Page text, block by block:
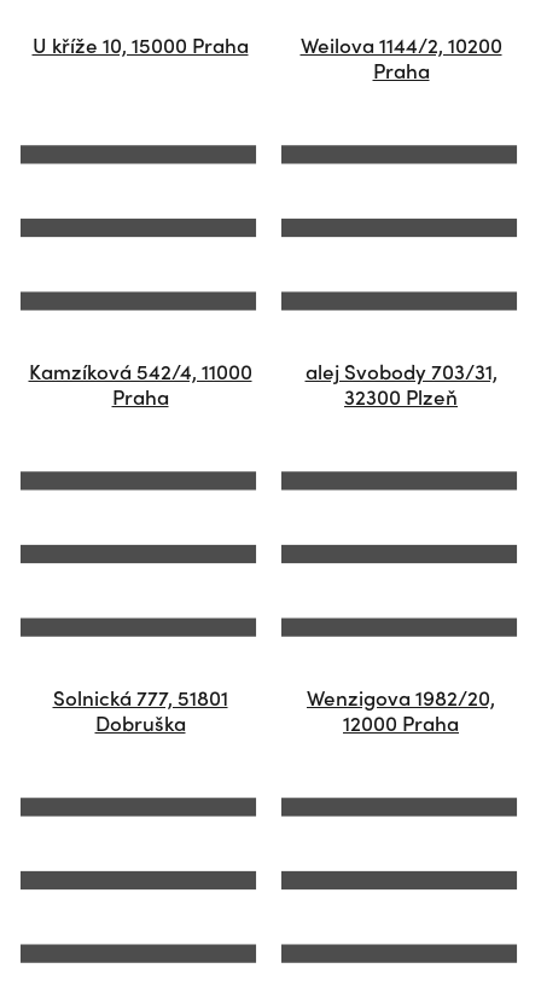
U kříže 10, 15000 Praha
Weilova 1144/2, 10200
Praha
Kamzíková 542/4, 11000
Praha
alej Svobody 703/31,
32300 Plzeň
Solnická 777, 51801
Dobruška
Wenzigova 1982/20,
12000 Praha